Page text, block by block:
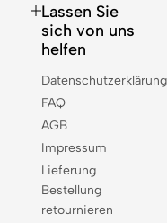
Lassen Sie
sich von uns
helfen
Datenschutzerklärung
FAQ
AGB
Impressum
Lieferung
Bestellung
retournieren